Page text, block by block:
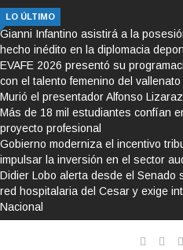
LO ÚLTIMO
Gianni Infantino asistirá a la
hecho inédito en la diplomacia
EVAFE 2026 presentó su
con el talento femenino del vallenato
Murió el presentador Alfonso
Más de 18 mil estudiantes confían
proyecto profesional
Gobierno moderniza el incentivo
impulsar la inversión en el sector
Didier Lobo alerta desde el Senado
red hospitalaria del Cesar y exige
Nacional